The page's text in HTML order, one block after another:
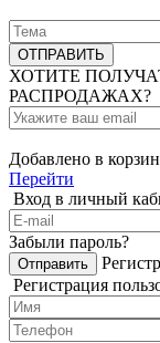
ХОТИТЕ
РАСПРОДАЖАХ?
Добавлено в
Перейти
Вход в личный
Забыли пароль?
Регистрация